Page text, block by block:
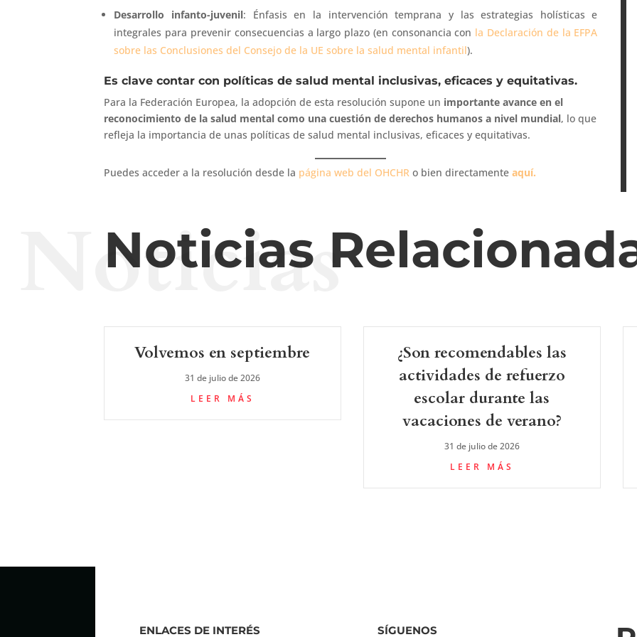
Desarrollo infanto-juvenil: Énfasis en la intervención temprana y las estrategias holísticas e
integrales para prevenir consecuencias a largo plazo (en consonancia con la Declaración de la EFPA
sobre las Conclusiones del Consejo de la UE sobre la salud mental infantil).
Es clave contar con políticas de salud mental inclusivas, eficaces y equitativas.
Para la Federación Europea, la ​​adopción de esta resolución supone un importante avance en el
reconocimiento de la salud mental como una cuestión de derechos humanos a nivel mundial, lo que
refleja la importancia de unas políticas de salud mental inclusivas, eficaces y equitativas.
Puedes acceder a la resolución desde la página web del OHCHR o bien directamenteaquí.
Noticias
Noticias
Volvemos en septiembre
31 de julio de 2026
LEER MÁS
¿Son recomendables las
actividades de refuerzo
escolar durante las
vacaciones de verano?
31 de julio de 2026
LEER MÁS
ENLACES DE INTERÉS SÍGUENOS